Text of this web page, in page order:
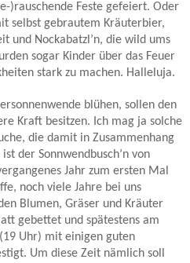
)rauschende Feste gefeiert. Oder
selbst gebrautem Kräuterbier,
und Nockabatzl’n, die wild ums
sogar Kinder über das Feuer
stark zu machen. Halleluja.
blühen, sollen den
Kraft besitzen. Ich mag ja solche
die damit in Zusammenhang
der Sonnwendbusch’n von
Jahr zum ersten Mal
noch viele Jahre bei uns
Blumen, Gräser und Kräuter
gebettet und spätestens am
Uhr) mit einigen guten
Um diese Zeit nämlich soll